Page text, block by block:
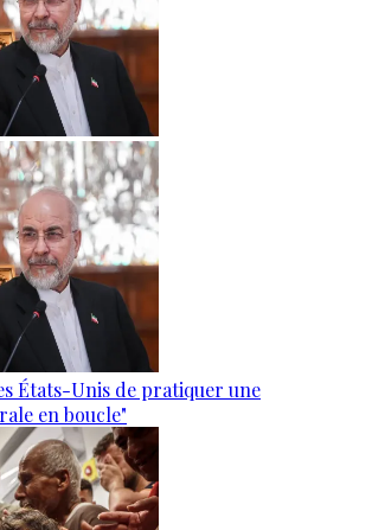
États-Unis de pratiquer une
en boucle"